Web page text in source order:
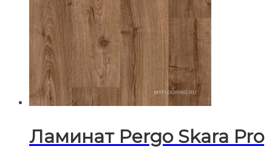
Ламинат Pergo Skara Pro